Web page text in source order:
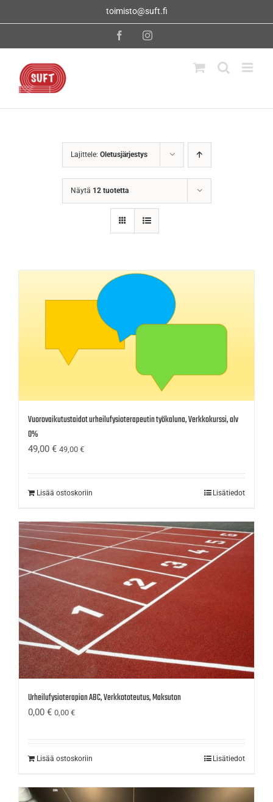
toimisto@suft.fi
FacebookInstagram
Lajittele: Oletusjärjestys
Näytä 12 tuotetta
Vuorovaikutustaidot urheilufysioterapeutin työkaluna, Verkkokurssi, alv
0%
49,00 € 49,00 €
Lisää ostoskoriin Lisätiedot
Urheilufysioterapian ABC, Verkkototeutus, Maksuton
0,00 € 0,00 €
Lisää ostoskoriin Lisätiedot